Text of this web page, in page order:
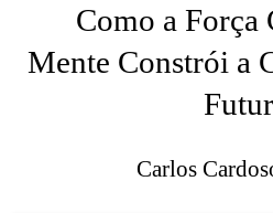
Como a Força
Mente Constrói a
Carlos